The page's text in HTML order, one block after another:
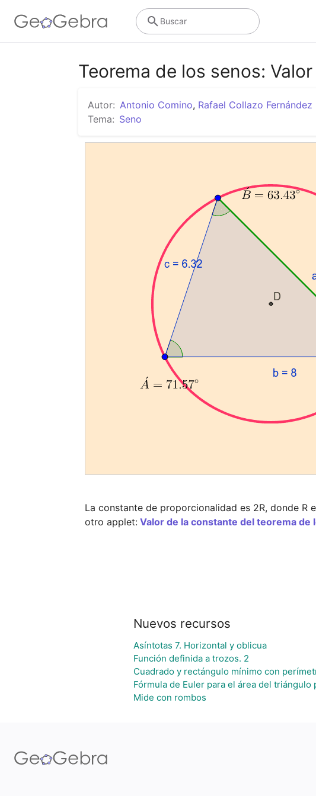
Buscar
Teorema de los senos:
Autor: Antonio Comino, Rafael Collazo Fernández
Tema: Seno
La constante de proporcionalidad es 2R, donde
otro applet: Valor de la constante del teorema de
Nuevos recursos
Asíntotas 7. Horizontal y oblicua
Función definida a trozos. 2
Cuadrado y rectángulo mínimo con
Fórmula de Euler para el área del triángulo
Mide con rombos